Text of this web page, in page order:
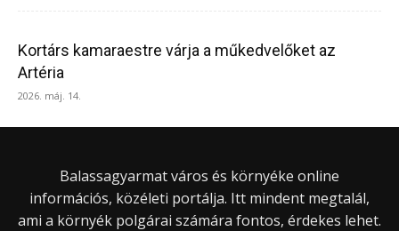
Kortárs kamaraestre várja a műkedvelőket az
Artéria
2026. máj. 14.
Balassagyarmat város és környéke online
információs, közéleti portálja. Itt mindent megtalál,
ami a környék polgárai számára fontos, érdekes lehet.